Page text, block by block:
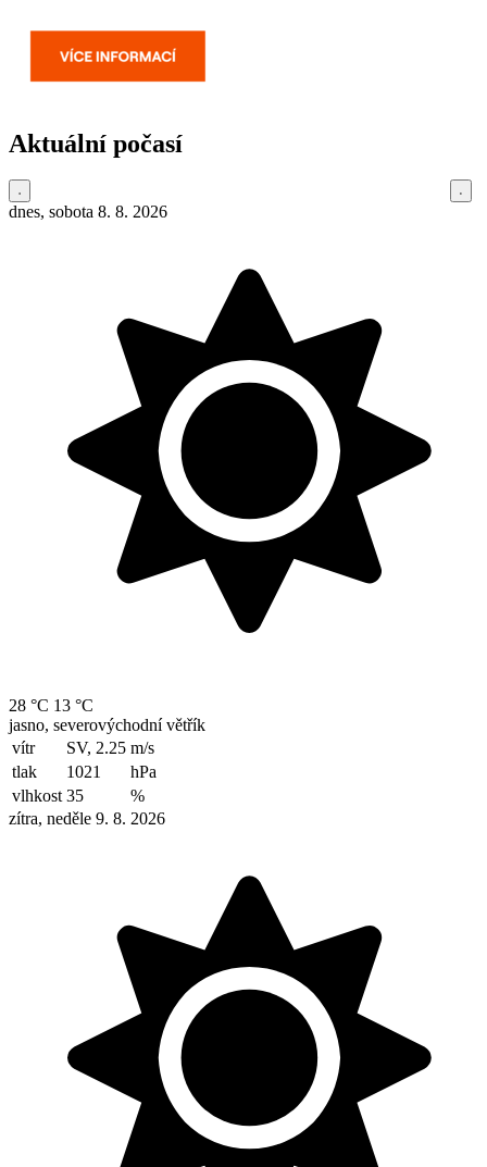
Aktuální počasí
dnes, sobota 8. 8. 2026
28 °C 13 °C
jasno, severovýchodní větřík
vítr
SV, 2.25 m/s
tlak
1021
hPa
vlhkost 35
%
zítra, neděle 9. 8. 2026